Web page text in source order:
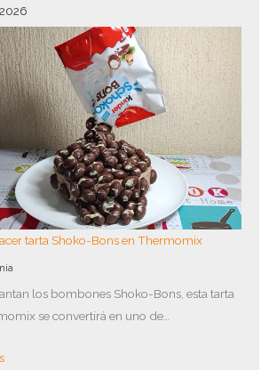
tarta Shoko-Bons en Thermomix
los bombones Shoko-Bons, esta tarta
se convertirá en uno de…